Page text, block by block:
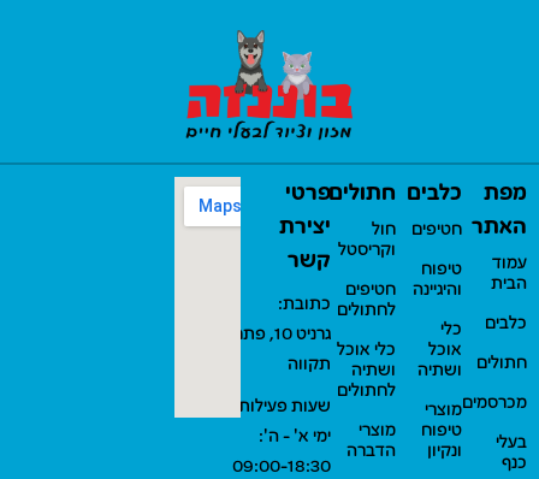
מפת
האתר
עמוד
הבית
כלבים
חתולים
מכרסמים
בעלי
כנף
כלבים
חטיפים
טיפוח
והיגיינה
כלי
אוכל
ושתיה
מוצרי
טיפוח
ונקיון
חתולים
חול
וקריסטל
חטיפים
לחתולים
כלי אוכל
ושתיה
לחתולים
מוצרי
הדברה
פרטי
יצירת
קשר
כתובת:
גרניט 10, פתח
תקווה
שעות פעילות:
ימי א' - ה':
09:00-18:30